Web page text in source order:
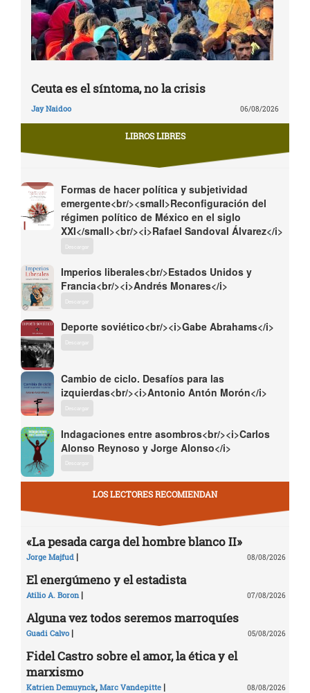
Ceuta es el síntoma, no la crisis
Jay Naidoo 06/08/2026
LIBROS LIBRES
Formas de hacer política y subjetividad
emergente<br/><small>Reconfiguración del
régimen político de México en el siglo
XXI</small><br/><i>Rafael Sandoval Álvarez</i>
Descargar
Imperios liberales<br/>Estados Unidos y
Francia<br/><i>Andrés Monares</i>
Descargar
Deporte soviético<br/><i>Gabe Abrahams</i>
Descargar
Cambio de ciclo. Desafíos para las
izquierdas<br/><i>Antonio Antón Morón</i>
Descargar
Indagaciones entre asombros<br/><i>Carlos
Alonso Reynoso y Jorge Alonso</i>
Descargar
LOS LECTORES RECOMIENDAN
«La pesada carga del hombre blanco II»
Jorge Majfud | 08/08/2026
El energúmeno y el estadista
Atilio A. Boron | 07/08/2026
Alguna vez todos seremos marroquíes
Guadi Calvo | 05/08/2026
Fidel Castro sobre el amor, la ética y el
marxismo
Katrien Demuynck, Marc Vandepitte | 08/08/2026